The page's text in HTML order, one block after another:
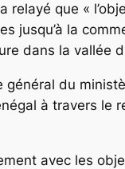
relayé que «
jusqu’à la
dans la vallée
du
à travers le
avec les